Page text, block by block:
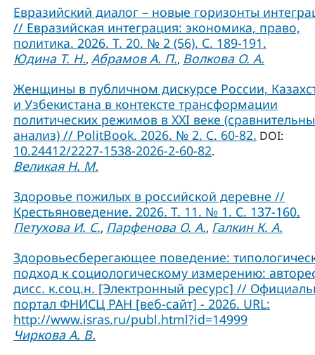
Евразийский диалог – новые горизонты
// Евразийская интеграция: экономика, право,
политика. 2026. Т. 20. № 2 (56). С. 189-191.
Юдина Т. Н., Абрамов А. П., Волкова О. А.
Женщины в публичном дискурсе России,
и Узбекистана в контексте трансформации
политических режимов в XXI веке
анализ) // PolitBook. 2026. № 2. С. 60-82. DOI:
10.24412/2227-1538-2026-2-60-82.
Великая Н. М.
Здоровье пожилых в российской деревне //
Крестьяноведение. 2026. Т. 11. № 1. С. 137-160.
Петухова И. С., Парфенова О. А., Галкин К. А.
Здоровьесберегающее поведение:
подход к социологическому измерению:
дисс. к.соц.н. [Электронный ресурс] //
портал ФНИСЦ РАН [веб-сайт] - 2026. URL:
http://www.isras.ru/publ.html?id=14999
Чиркова А. В.